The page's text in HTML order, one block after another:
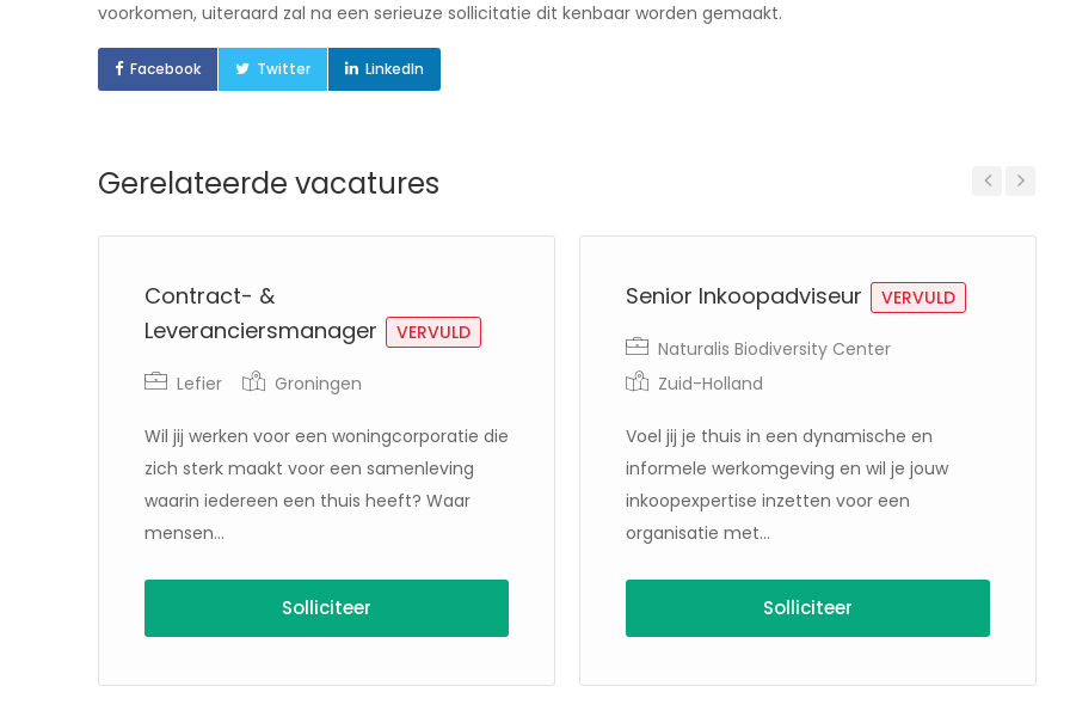
voorkomen, uiteraard zal na een serieuze sollicitatie dit kenbaar worden gemaakt.
Facebook Twitter LinkedIn
Gerelateerde vacatures
Contract- &
Leveranciersmanager
VERVULD
Lefier Groningen
Wil jij werken voor een woningcorporatie die
zich sterk maakt voor een samenleving
waarin iedereen een thuis heeft? Waar
mensen...
Senior Inkoopadviseur VERVULD
Naturalis Biodiversity Center
Zuid-Holland
Voel jij je thuis in een dynamische en
informele werkomgeving en wil je jouw
inkoopexpertise inzetten voor een
organisatie met...